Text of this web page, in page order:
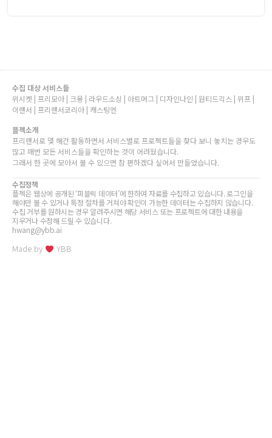
수집 대상 서비스들
위시켓 | 프리모아 | 크몽 | 라우드소싱 | 아트머그 | 디자인나인 | 원티드긱스 | 위프 |
이랜서 | 프리랜서코리아 | 캐스팅엔
플젝소개
프리랜서로 몇 해간 활동하면서 서비스별로 프로젝트들을 찾다 보니 놓치는 경우도
많고 매번 모든 서비스들을 확인하는 것이 어려웠습니다.
그래서 한 곳에 모아서 볼 수 있으면 참 편하겠다 싶어서 만들었습니다.
수집정책
플젝은 웹상에 공개된 ‘퍼블릭 데이터’에 한하여 자료를 수집하고 있습니다. 로그인을
해야만 볼 수 있거나 특정 절차를 거쳐야 확인이 가능한 데이터는 수집하지 않습니다.
수집 거부를 원하시는 경우 알려주시면 해당 서비스 또는 프로젝트에 대한 내용을
지우거나 수정해 드릴 수 있습니다.
hwang@ybb.ai
Made by YBB